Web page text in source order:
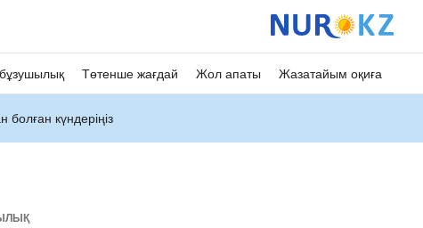
Төтенше жағдай Жол апаты Жазатайым оқиға
болған күндеріңіз